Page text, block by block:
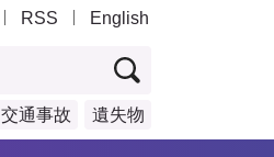
RSS English
交通事故 遺失物